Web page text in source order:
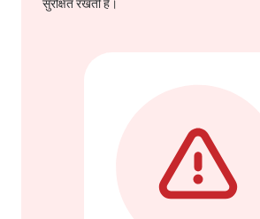
सुरक्षित रखती है।